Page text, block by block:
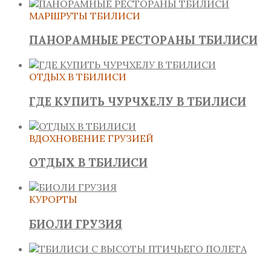
МАРШРУТЫ ТБИЛИСИ
ПАНОРАМНЫЕ РЕСТОРАНЫ ТБИЛИСИ
ОТДЫХ В ТБИЛИСИ
ГДЕ КУПИТЬ ЧУРЧХЕЛУ В ТБИЛИСИ
ВДОХНОВЕНИЕ ГРУЗИЕЙ
ОТДЫХ В ТБИЛИСИ
КУРОРТЫ
БИОЛИ ГРУЗИЯ